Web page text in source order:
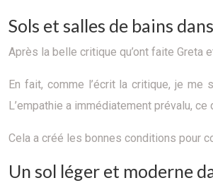
Sols et salles de bains
Après la belle critique qu’ont faite Greta
En fait, comme l’écrit la critique, je me
L’empathie a immédiatement prévalu,
Cela a créé les bonnes conditions pour
Un sol léger et moderne